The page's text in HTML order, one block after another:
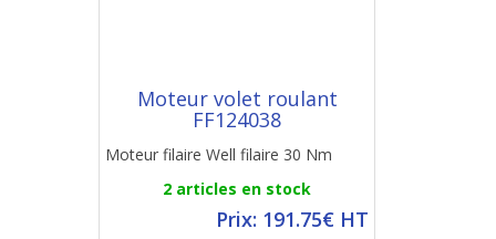
Moteur volet roulant
FF124038
Moteur filaire Well filaire 30 Nm
2 articles en stock
Prix: 191.75€ HT